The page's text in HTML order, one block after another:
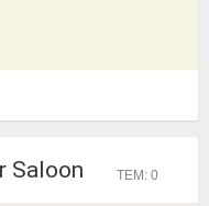
Saloon ТЕМ: 0